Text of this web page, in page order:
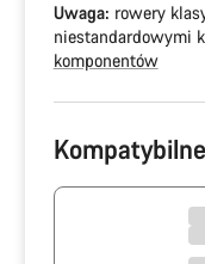
Uwaga: rowery
niestandardowymi
komponentów